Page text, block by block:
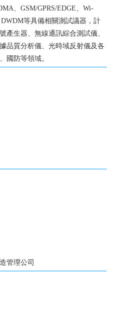
、GSM/GPRS/EDGE、Wi-
等具備相關測試議器，計
產生器、無線通訊綜合測試儀、
品質分析儀、光時域反射儀及各
國防等領域。
管理公司